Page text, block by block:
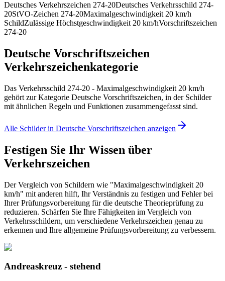
Deutsches Verkehrszeichen 274-20Deutsches Verkehrsschild 274-
20StVO-Zeichen 274-20Maximalgeschwindigkeit 20 km/h
SchildZulässige Höchstgeschwindigkeit 20 km/hVorschriftszeichen
274-20
Deutsche Vorschriftszeichen
Verkehrszeichenkategorie
Das Verkehrsschild 274-20 - Maximalgeschwindigkeit 20 km/h
gehört zur Kategorie Deutsche Vorschriftszeichen, in der Schilder
mit ähnlichen Regeln und Funktionen zusammengefasst sind.
Alle Schilder in Deutsche Vorschriftszeichen anzeigen
Festigen Sie Ihr Wissen über
Verkehrszeichen
Der Vergleich von Schildern wie "Maximalgeschwindigkeit 20
km/h" mit anderen hilft, Ihr Verständnis zu festigen und Fehler bei
Ihrer Prüfungsvorbereitung für die deutsche Theorieprüfung zu
reduzieren. Schärfen Sie Ihre Fähigkeiten im Vergleich von
Verkehrsschildern, um verschiedene Verkehrszeichen genau zu
erkennen und Ihre allgemeine Prüfungsvorbereitung zu verbessern.
Andreaskreuz - stehend